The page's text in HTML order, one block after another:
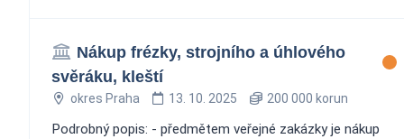
Nákup frézky, strojního a úhlového
svěráku, kleští
okres Praha 13. 10. 2025 200 000 korun
Podrobný popis: - předmětem veřejné zakázky je nákup